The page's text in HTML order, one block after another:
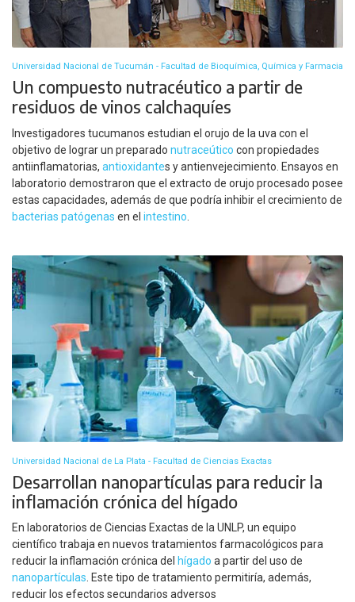
Universidad Nacional de Tucumán - Facultad de Bioquímica, Química y Farmacia
Un compuesto nutracéutico a partir de
residuos de vinos calchaquíes
Investigadores tucumanos estudian el orujo de la uva con el
objetivo de lograr un preparado nutraceútico con propiedades
antiinflamatorias, antioxidantes y antienvejecimiento. Ensayos en
laboratorio demostraron que el extracto de orujo procesado posee
estas capacidades, además de que podría inhibir el crecimiento de
bacterias patógenas en el intestino
Universidad Nacional de La Plata - Facultad de Ciencias Exactas
Desarrollan nanopartículas para reducir la
inflamación crónica del hígado
En laboratorios de Ciencias Exactas de la UNLP, un equipo
científico trabaja en nuevos tratamientos farmacológicos para
reducir la inflamación crónica del hígado a partir del uso de
nanopartículas. Este tipo de tratamiento permitiría, además,
reducir los efectos secundarios adversos